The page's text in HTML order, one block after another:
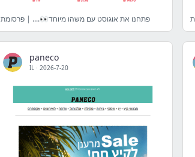
פתחנו את אוגוסט עם משהו מיוחד👀.... | פרסומת
paneco
IL · 2026-7-20